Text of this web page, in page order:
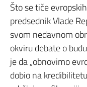
Što se tiče
predsednik Vlade
svom nedavnom
okviru debate o
je da „obnovimo
dobio na